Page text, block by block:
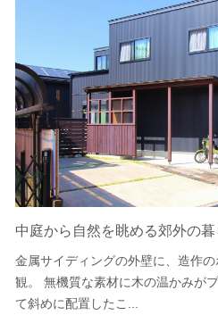
中庭から自然を眺める郊外の暮
金属サイディングの外壁に、造作
観。 無機質な素材に木の温かみが
て斜めに配置したこ...